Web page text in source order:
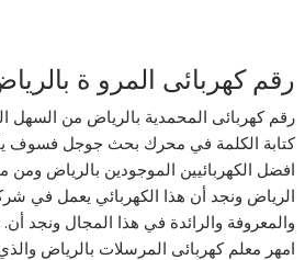
رقم كهربائى المرو ة
رقم كهربائى المحمدية بالرياض من السهل
كتابة الكلمة في محرك بحث جوجل فسوف
افضل الكهربائيين الموجودين بالرياض ومن
الرياض ونجد أن هذا الكهربائي يعمل في
والمعروفة والرائدة في هذا المجال ونجد أن.
امهر معلم كهربائى المرسلات بالرياض